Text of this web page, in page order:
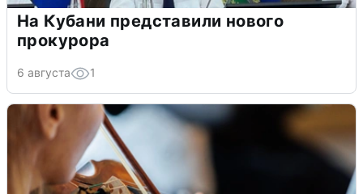
На Кубани представили нового
прокурора
6 августа 1